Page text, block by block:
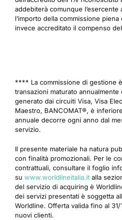
addebiterà comunque
l’importo della commissione
invece accreditato il compenso
**** La commissione di gestione
transazioni maturato
generato dai circuiti Visa, Visa
Maestro, BANCOMAT®, è
annuale decorre ogni anno dal
servizio.
Il presente materiale ha natura
con finalità promozionali. Per le
contrattuali, consultare il foglio
su www.worldlineitalia.it alla
del servizio di acquiring è
dei servizi presentati è soggetta
Worldline. Offerta valida fino al
nuovi clienti.